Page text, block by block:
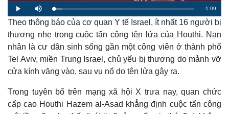
P
l
a
y
M
u
t
e
L
o
a
d
d
5
.
8
R
e
a
-1:09
Theo thông báo của cơ quan Y tế Israel, ít nhất 16 người bị
thương nhẹ trong cuộc tấn công tên lửa của Houthi. Nạn
nhân là cư dân sinh sống gần một công viên ở thành phố
Tel Aviv, miền Trung Israel, chủ yếu bị thương do mảnh vỡ
cửa kính văng vào, sau vụ nổ do tên lửa gây ra.
Trong tuyên bố trên mạng xã hội X trưa nay, quan chức
cấp cao Houthi Hazem al-Asad khẳng định cuộc tấn công